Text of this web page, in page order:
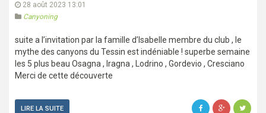
28 août 2023 13:01
Canyoning
suite a l’invitation par la famille d’Isabelle membre du club , le
mythe des canyons du Tessin est indéniable ! superbe semaine
les 5 plus beau Osagna , Iragna , Lodrino , Gordevio , Cresciano
Merci de cette découverte
LIRE LA SUITE